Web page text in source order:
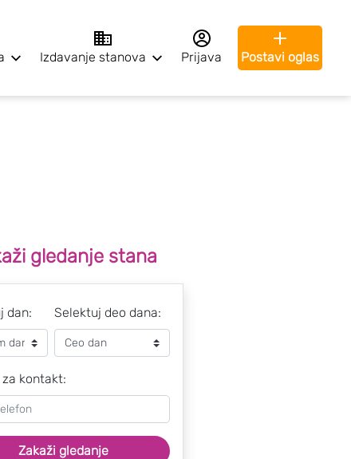
Izdavanje stanova Prijava Postavi oglas
gledanje stana
dan: Selektuj deo dana:
za kontakt:
Zakaži gledanje